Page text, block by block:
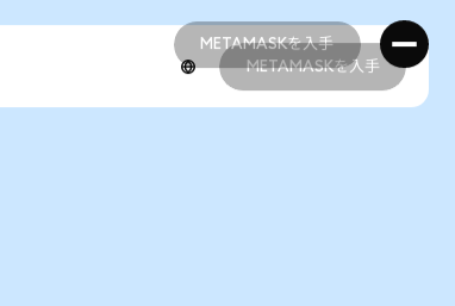
METAMASKを入手
METAMASKを入手
METAMASKを入手